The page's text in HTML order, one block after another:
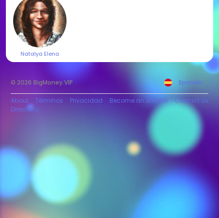
Natalya Elena
© 2026 BigMoney.VIP Spanish
About Términos Privacidad Become an Affiliate
Contact Us
Directorio